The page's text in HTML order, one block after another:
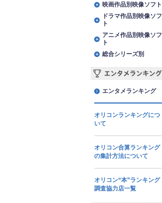
映画作品別映像ソフト
ドラマ作品別映像ソフ
ト
アニメ作品別映像ソフ
ト
総合シリーズ別
エンタメランキング
オリコンランキングにつ
いて
オリコン合算ランキング
の集計方法について
オリコン“本”ランキング
調査協力店一覧